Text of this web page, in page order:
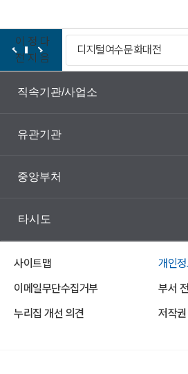
이
전
정
지
다
음
디지털여수문화대전
직속기관/사업소
유관기관
중앙부처
타시도
사이트맵
개인
이메일무단수집거부
부서
누리집 개선 의견
저작